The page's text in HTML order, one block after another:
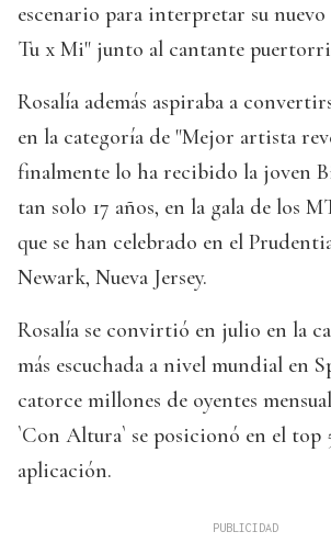
escenario para interpretar su
Tu x Mi" junto al cantante
Rosalía además aspiraba a
en la categoría de "Mejor artista
finalmente lo ha recibido la joven
tan solo 17 años, en la gala de los
que se han celebrado en el
Newark, Nueva Jersey.
Rosalía se convirtió en julio en la
más escuchada a nivel mundial en
catorce millones de oyentes
`Con Altura` se posicionó en el top
aplicación.